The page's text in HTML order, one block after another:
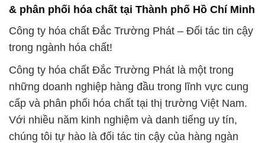
khách hàng trong ngành công nghiệp và các lĩnh
vực khác nhau.
**H2O2 (Hydrogen Peroxide)**: Loại hóa chất mạnh
mẽ dùng trong nhuộm và tiệt trùng.
Một trong những sản phẩm chất lượng mà chúng tôi
cung cấp là Hydrogen Peroxide, hay còn gọi là
H2O2. Hydrogen Peroxide là một hóa chất mạnh
mẽ được sử dụng rộng rãi trong nhiều ngành công